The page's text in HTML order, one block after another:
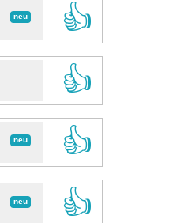
neu
👍
👍
neu
👍
neu
👍